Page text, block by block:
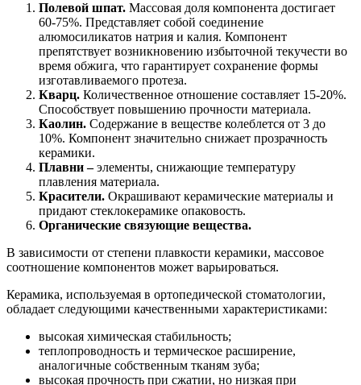
Полевой шпат. Массовая доля компонента достигает
60-75%. Представляет собой соединение
алюмосиликатов натрия и калия. Компонент
препятствует возникновению избыточной текучести во
время обжига, что гарантирует сохранение формы
изготавливаемого протеза.
Кварц. Количественное отношение составляет 15-20%.
Способствует повышению прочности материала.
Каолин. Содержание в веществе колеблется от 3 до
10%. Компонент значительно снижает прозрачность
керамики.
Плавни –элементы, снижающие температуру
плавления материала.
Красители. Окрашивают керамические материалы и
придают стеклокерамике опаковость.
Органические связующие вещества.
В зависимости от степени плавкости керамики, массовое
соотношение компонентов может варьироваться.
Керамика, используемая в ортопедической стоматологии,
обладает следующими качественными характеристиками:
высокая химическая стабильность;
теплопроводность и термическое расширение,
аналогичные собственным тканям зуба;
высокая прочность при сжатии, но низкая при